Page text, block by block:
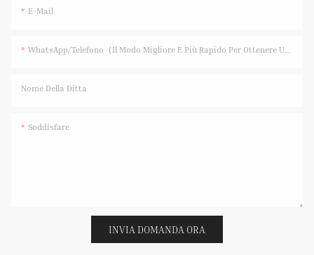
E-Mail
WhatsApp/Telefono（Il Modo Migliore E Più Rapido Per Ottenere Una Risposta）
Nome Della Ditta
Soddisfare
INVIA DOMANDA ORA